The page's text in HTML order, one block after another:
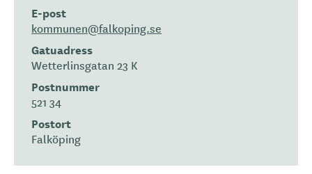
E-post
kommunen@falkoping.se
Gatuadress
Wetterlinsgatan 23 K
Postnummer
521 34
Postort
Falköping